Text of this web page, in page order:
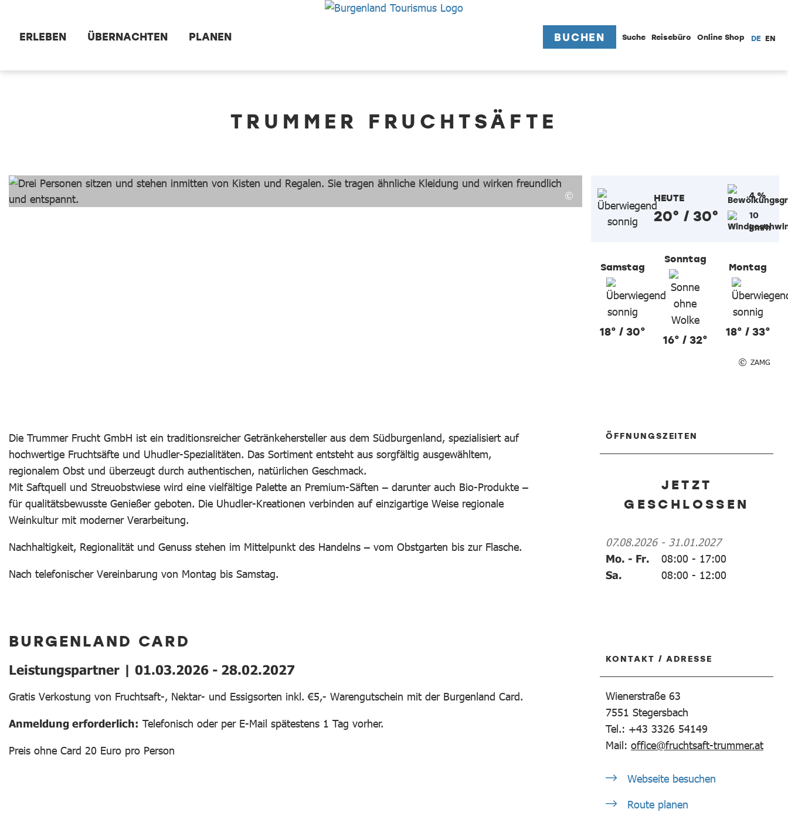
ERLEBEN ÜBERNACHTEN PLANEN BUCHEN Suche Reisebüro Online Shop DE EN
TRUMMER FRUCHTSÄFTE
HEUTE
20° / 30°
4 %
10
km/h
Samstag
18° / 30°
Sonntag
16° / 32°
Montag
18° / 33°
ZAMG
Die Trummer Frucht GmbH ist ein traditionsreicher Getränkehersteller aus dem Südburgenland, spezialisiert auf
hochwertige Fruchtsäfte und Uhudler-Spezialitäten. Das Sortiment entsteht aus sorgfältig ausgewähltem,
regionalem Obst und überzeugt durch authentischen, natürlichen Geschmack.
Mit Saftquell und Streuobstwiese wird eine vielfältige Palette an Premium-Säften – darunter auch Bio-Produkte –
für qualitätsbewusste Genießer geboten. Die Uhudler-Kreationen verbinden auf einzigartige Weise regionale
Weinkultur mit moderner Verarbeitung.
Nachhaltigkeit, Regionalität und Genuss stehen im Mittelpunkt des Handelns – vom Obstgarten bis zur Flasche.
Nach telefonischer Vereinbarung von Montag bis Samstag.
BURGENLAND CARD
Leistungspartner | 01.03.2026 - 28.02.2027
Gratis Verkostung von Fruchtsaft-, Nektar- und Essigsorten inkl. €5,- Warengutschein mit der Burgenland Card.
Anmeldung erforderlich: Telefonisch oder per E-Mail spätestens 1 Tag vorher.
Preis ohne Card 20 Euro pro Person
ÖFFNUNGSZEITEN
JETZT
GESCHLOSSEN
07.08.2026- 31.01.2027
Mo. - Fr.
08:00 - 17:00
Sa.
08:00 - 12:00
KONTAKT / ADRESSE
Wienerstraße 63
7551 Stegersbach
Tel.: +43 3326 54149
Mail: office@fruchtsaft-trummer.at
Webseite besuchen
Route planen